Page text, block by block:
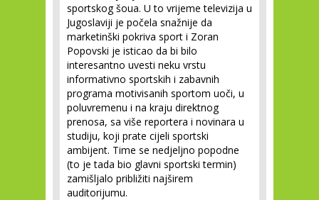
sportskog šoua. U to vrijeme televizija u
Jugoslaviji je počela snažnije da
marketinški pokriva sport i Zoran
Popovski je isticao da bi bilo
interesantno uvesti neku vrstu
informativno sportskih i zabavnih
programa motivisanih sportom uoči, u
poluvremenu i na kraju direktnog
prenosa, sa više reportera i novinara u
studiju, koji prate cijeli sportski
ambijent. Time se nedjeljno popodne
(to je tada bio glavni sportski termin)
zamišljalo približiti najširem
auditorijumu.